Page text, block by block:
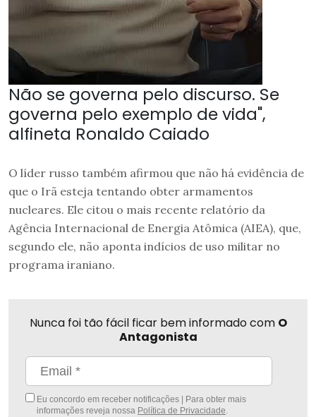
Não se governa pelo discurso. Se
governa pelo exemplo de vida",
alfineta Ronaldo Caiado
O líder russo também afirmou que não há evidência de
que o Irã esteja tentando obter armamentos
nucleares. Ele citou o mais recente relatório da
Agência Internacional de Energia Atômica (AIEA), que,
segundo ele, não aponta indícios de uso militar no
programa iraniano.
Nunca foi tão fácil ficar bem informado com O
Antagonista
Eu concordo em receber notificações | Para obter mais
informações reveja nossa Política de Privacidade.